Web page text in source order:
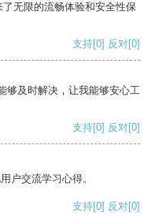
无限的流畅体验和安全性保
支持[0] 反对[0]
够及时解决，让我能够安心工
支持[0] 反对[0]
户交流学习心得。
支持[0] 反对[0]